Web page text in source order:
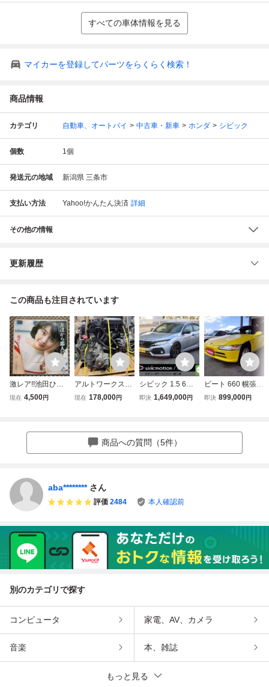
すべての車体情報を見る
マイカーを登録してパーツをらくらく検索！
商品情報
カテゴリ 自動車、オートバイ 中古車・新車 ホンダ シビック
個数 1個
発送元の地域 新潟県 三条市
支払い方法 Yahoo!かんたん決済 詳細
その他の情報
更新履歴
この商品も注目されています
激レア!!池田ひろ
子 EPレコード
現在 4,500円
アルトワークス
HA36S 中古エン
27600Km
現在 178,000円
シビック 1.5 6速M
T ターボ 無限フル
即決 1,649,000円
ビート 660 幌張替
済 社外アルミ&
即決 899,000円
商品への質問（5件）
aba******** さん
評価 2484 本人確認前
別のカテゴリで探す
コンピュータ 家電、AV、カメラ
音楽 本、雑誌
もっと見る